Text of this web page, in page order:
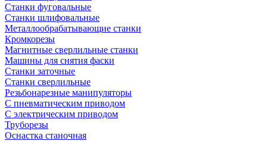
Станки фуговальные
Станки шлифовальные
Металлообрабатывающие станки
Кромкорезы
Магнитные сверлильные станки
Машины для снятия фаски
Станки заточные
Станки сверлильные
Резьбонарезные манипуляторы
С пневматическим приводом
С электрическим приводом
Труборезы
Оснастка станочная